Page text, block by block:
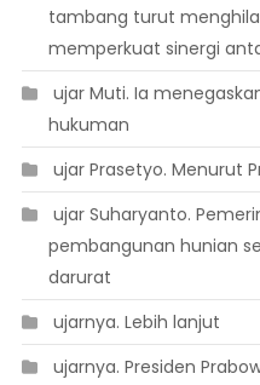
tambang turut
memperkuat sinergi
 ujar Muti. Ia
hukuman
 ujar Prasetyo. Menurut
 ujar Suharyanto.
pembangunan hunian
darurat
 ujarnya. Lebih lanjut
 ujarnya. Presiden